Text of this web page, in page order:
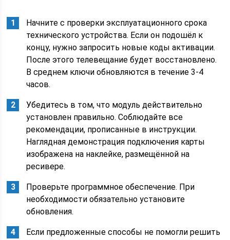
Начните с проверки эксплуатационного срока
технического устройства. Если он подошёл к
концу, нужно запросить новые коды активации.
После этого телевещание будет восстановлено.
В среднем ключи обновляются в течение 3-4
часов.
Убедитесь в том, что модуль действительно
установлен правильно. Соблюдайте все
рекомендации, прописанные в инструкции.
Наглядная демонстрация подключения карты
изображена на наклейке, размещённой на
ресивере.
Проверьте программное обеспечение. При
необходимости обязательно установите
обновления.
Если предложенные способы не помогли решить